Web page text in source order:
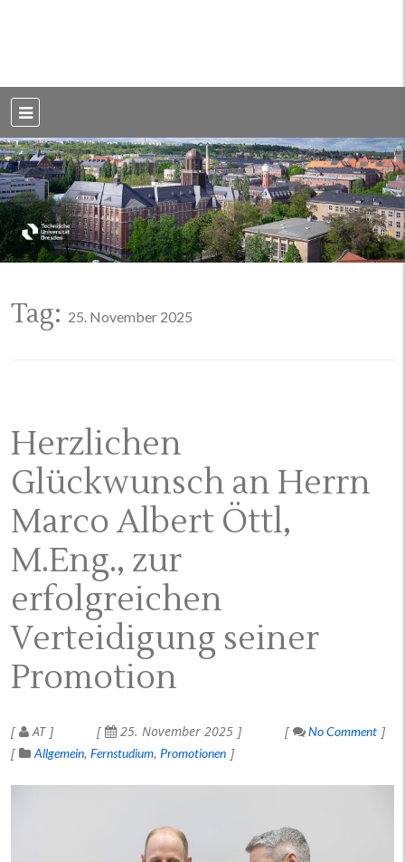
Dresden
Tag: 25. November 2025
Herzlichen
Glückwunsch an Herrn
Marco Albert Öttl,
M.Eng., zur
erfolgreichen
Verteidigung seiner
Promotion
AT 25. November 2025
No Comment
Allgemein Fernstudium Promotionen